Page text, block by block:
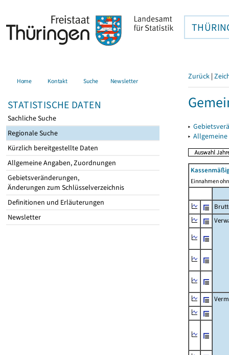
Home Kontakt Suche Newsletter
STATISTISCHE DATEN
Sachliche Suche
Regionale Suche
Kürzlich bereitgestellte Daten
Allgemeine Angaben, Zuordnungen
Gebietsveränderungen,
Änderungen zum Schlüsselverzeichnis
Definitionen und Erläuterungen
Newsletter
Zurück |
▸
▸
Einnahmen